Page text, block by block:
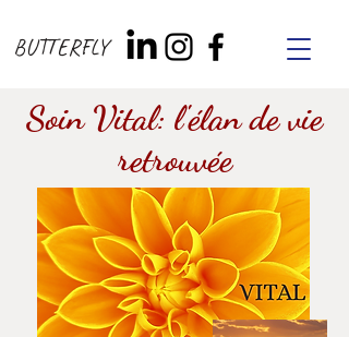
BUTTERFLY
Soin Vital: l'élan de vie
retrouvée